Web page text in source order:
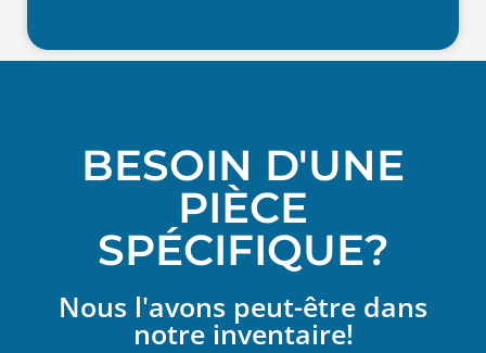
BESOIN D'UNE
PIÈCE
SPÉCIFIQUE?
Nous l'avons peut-être dans
notre inventaire!